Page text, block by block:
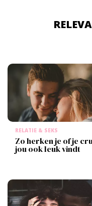
RELATIE & SEKS
Zo herken je of je
jou ook leuk vindt